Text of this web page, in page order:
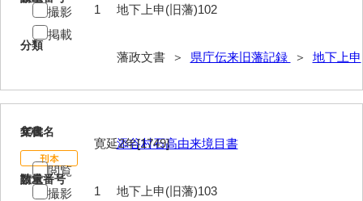
地下上申(旧藩)102
分類
藩政文書 ＞ 県庁伝来旧藩記録 ＞ 地下上申
1
撮影
掲載
103
文書名
添谷村石高由来境目書
請求番号
地下上申(旧藩)103
年代
寛延2年[1749]
数量
1
閲覧
撮影